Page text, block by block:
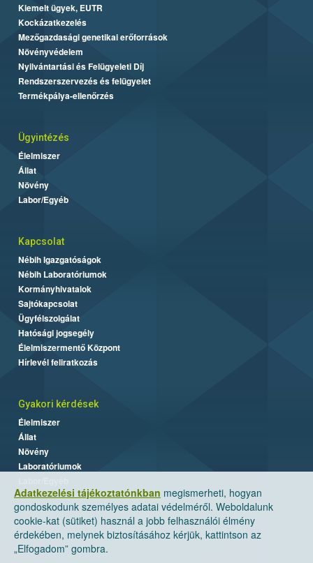
Adatkezelési tájékoztatónkban megismerheti, hogyan
gondoskodunk személyes adatai védelméről. Weboldalunk
cookie-kat (sütiket) használ a jobb felhasználói élmény
érdekében, melynek biztosításához kérjük, kattintson az
„Elfogadom” gombra.
Kiemelt ügyek, EUTR
Kockázatkezelés
Mezőgazdasági genetikai erőforrások
Növényvédelem
Nyilvántartási és Felügyeleti Díj
Rendszerszervezés és felügyelet
Termékpálya-ellenőrzés
Ügyintézés
Élelmiszer
Állat
Növény
Labor/Egyéb
Kapcsolat
Nébih Igazgatóságok
Nébih Laboratóriumok
Kormányhivatalok
Sajtókapcsolat
Ügyfélszolgálat
Hatósági jogsegély
Élelmiszermentő Központ
Hírlevél feliratkozás
Gyakori kérdések
Élelmiszer
Állat
Növény
Laboratóriumok